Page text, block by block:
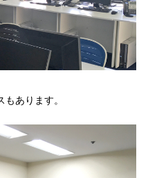
あります。